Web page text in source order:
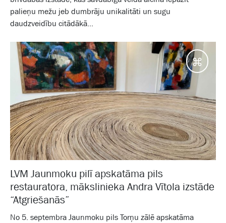
palieņu mežu jeb dumbrāju unikalitāti un sugu
daudzveidību citādākā...
LVM Jaunmoku pilī apskatāma pils
restauratora, mākslinieka Andra Vītola izstāde
“Atgriešanās”
No 5. septembra Jaunmoku pils Torņu zālē apskatāma